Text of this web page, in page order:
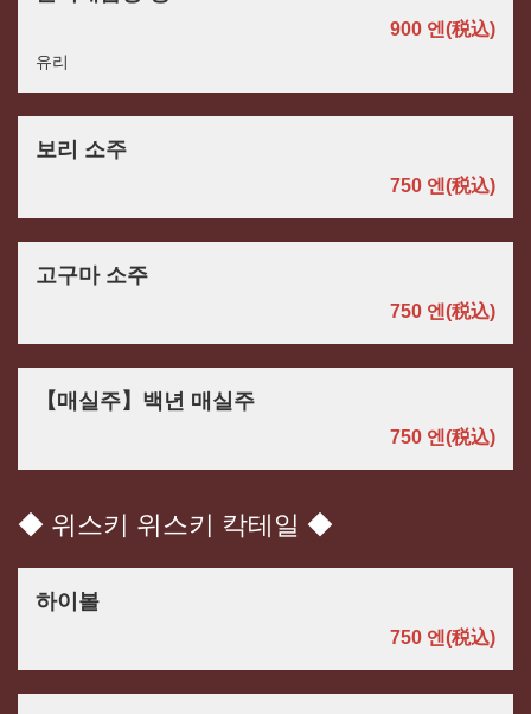
900 엔 (税込)
유리
보리 소주
750 엔 (税込)
고구마 소주
750 엔 (税込)
【매실주】백년 매실주
750 엔 (税込)
◆ 위스키 위스키 칵테일 ◆
하이볼
750 엔 (税込)
この店舗情報をシェアする
음료 | パスタと世界のビール アンドリュー